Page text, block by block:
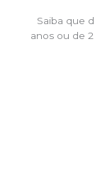
Saiba que
anos ou de